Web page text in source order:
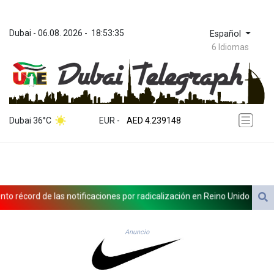
Dubai - 06.08. 2026 - 18:53:35 Español
6 Idiomas
Dubai 36°C EUR -
ZWL 371.682381
AED 4.239148
AED 4.239148
AFN 76.183133
ARS 1727.110367
AUD 1.638971
AZN 1.960251
BAM 1.955655
BBD 2.324318
de las notificaciones por radicalización en Reino Unido Una
Anuncio